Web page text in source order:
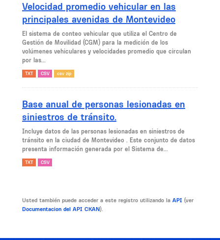
Velocidad promedio vehicular en las
principales avenidas de Montevideo
El sistema de conteo vehicular que utiliza el Centro de
Gestión de Movilidad (CGM) para la medición de los
volúmenes vehiculares y velocidades promedio que circulan
por las...
TXT CSV csv zip
Base anual de personas lesionadas en
siniestros de tránsito.
Incluye datos de las personas lesionadas en siniestros de
tránsito en la ciudad de Montevideo . Este conjunto de datos
presenta información generada por el Sistema de...
TXT CSV
Usted también puede acceder a este registro utilizando la API (ver
Documentacion del API CKAN).